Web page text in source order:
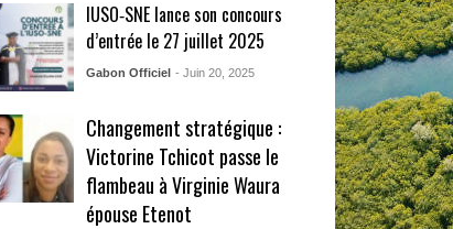
IUSO‑SNE lance son concours
d’entrée le 27 juillet 2025
Gabon Officiel - Juin 20, 2025
Changement stratégique :
Victorine Tchicot passe le
flambeau à Virginie Waura
épouse Etenot